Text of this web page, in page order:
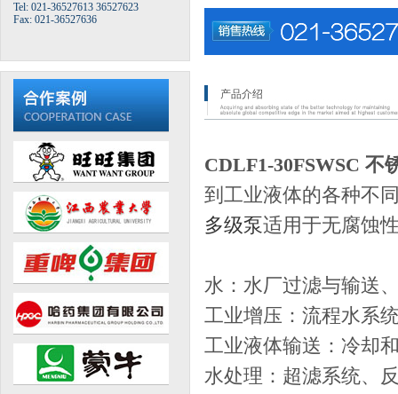
Tel: 021-36527613 36527623
Fax: 021-36527636
产品介绍
CDLF1-30FSWSC 不
到工业液体的各种不
多级泵适用于无腐蚀
水：水厂过滤与输送
工业增压：流程水系
工业液体输送：冷却
水处理：超滤系统、